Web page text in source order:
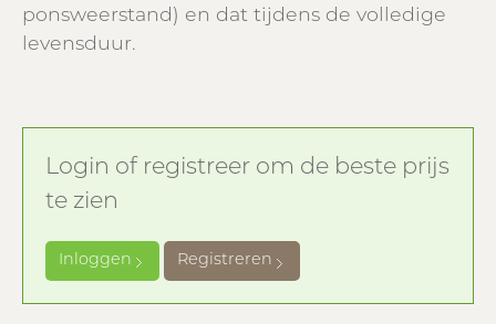
ponsweerstand) en dat tijdens de volledige
levensduur.
Login of registreer om de beste prijs
te zien
Inloggen Registreren